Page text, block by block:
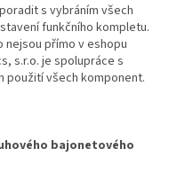
s vybráním všech
funkčního kompletu.
přímo v eshopu
s.r.o. je spolupráce s
použití všech komponent.
bajonetového